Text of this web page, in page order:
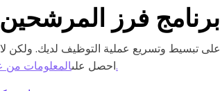
برنامج فرز المرشحين
احصل علىالمعلومات من عملائنا.